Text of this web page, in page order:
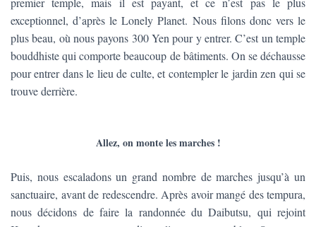
exceptionnel, d’après le Lonely Planet. Nous filons donc vers le
plus beau, où nous payons 300 Yen pour y entrer. C’est un temple
bouddhiste qui comporte beaucoup de bâtiments. On se déchausse
pour entrer dans le lieu de culte, et contempler le jardin zen qui se
trouve derrière.
Allez, on monte les marches !
Puis, nous escaladons un grand nombre de marches jusqu’à un
sanctuaire, avant de redescendre. Après avoir mangé des tempura,
nous décidons de faire la randonnée du Daibutsu, qui rejoint